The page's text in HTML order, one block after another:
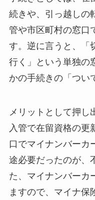
続きや、引っ越しの
管や市区町村の窓口
す。逆に言うと、「
行く」という単独の
かの手続きの「つい
メリットとして押し
入管で在留資格の更
口でマイナンバーカ
途必要だったのが、
た、マイナンバーカ
ますので、マイナ保